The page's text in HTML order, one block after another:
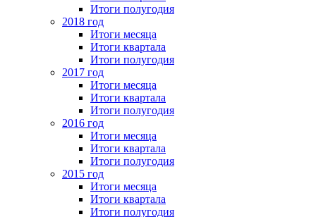
Итоги полугодия
2018 год
Итоги месяца
Итоги квартала
Итоги полугодия
2017 год
Итоги месяца
Итоги квартала
Итоги полугодия
2016 год
Итоги месяца
Итоги квартала
Итоги полугодия
2015 год
Итоги месяца
Итоги квартала
Итоги полугодия